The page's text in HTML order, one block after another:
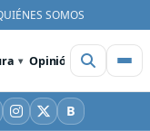
SOMOS
Opinión Videos
Instagram
X BBluesky